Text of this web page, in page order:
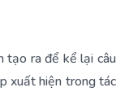
tạo ra để kể lại câu
xuất hiện trong tác